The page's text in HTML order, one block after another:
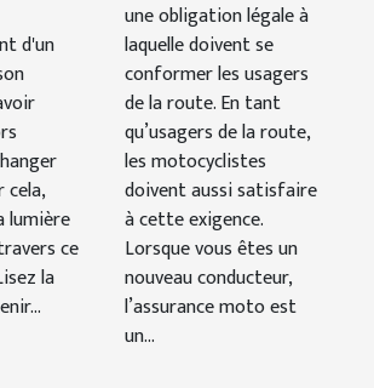
d'un
cela,
lumière
ce
la
une obligation légale à
laquelle doivent se
conformer les usagers
de la route. En tant
qu’usagers de la route,
les motocyclistes
doivent aussi satisfaire
à cette exigence.
Lorsque vous êtes un
nouveau conducteur,
l’assurance moto est
un...